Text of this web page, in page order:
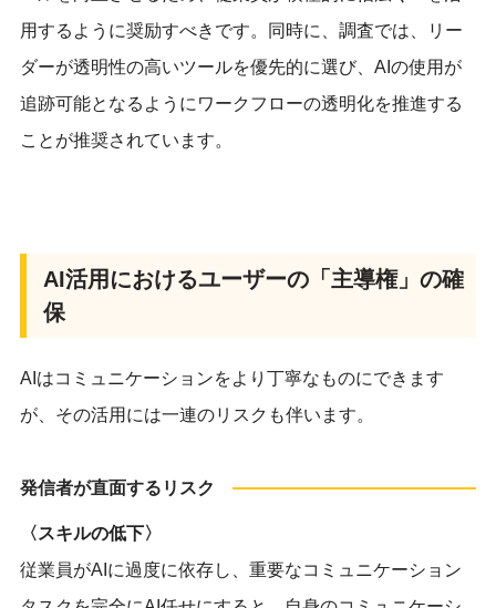
用するように奨励すべきです。同時に、調査では、リー
ダーが透明性の高いツールを優先的に選び、AIの使用が
追跡可能となるようにワークフローの透明化を推進する
ことが推奨されています。
AI活用におけるユーザーの「主導権」の確
保
AIはコミュニケーションをより丁寧なものにできます
が、その活用には一連のリスクも伴います。
発信者が直面するリスク
〈スキルの低下〉
従業員がAIに過度に依存し、重要なコミュニケーション